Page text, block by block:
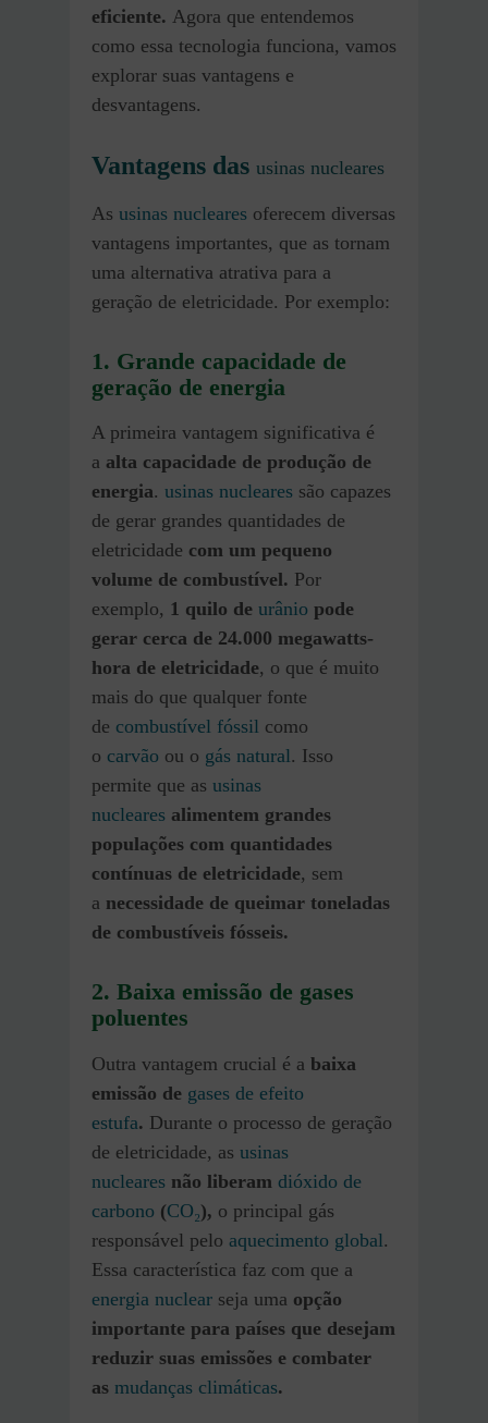
eficiente. Agora que entendemos
como essa tecnologia funciona, vamos
explorar suas vantagens e
desvantagens.
Vantagens das usinas nucleares
As usinas nucleares oferecem diversas
vantagens importantes, que as tornam
uma alternativa atrativa para a
geração de eletricidade. Por exemplo:
1. Grande capacidade de
geração de energia
A primeira vantagem significativa é
a alta capacidade de produção de
energia. usinas nucleares são capazes
de gerar grandes quantidades de
eletricidade com um pequeno
volume de combustível. Por
exemplo, 1 quilo de urânio pode
gerar cerca de 24.000 megawatts-
hora de eletricidade, o que é muito
mais do que qualquer fonte
de combustível fóssil como
o carvão ou o gás natural. Isso
permite que as usinas
nucleares alimentem grandes
populações com quantidades
contínuas de eletricidade, sem
a necessidade de queimar toneladas
de combustíveis fósseis.
2. Baixa emissão de gases
poluentes
Outra vantagem crucial é a baixa
emissão de gases de efeito
estufa. Durante o processo de geração
de eletricidade, as usinas
nucleares não liberam dióxido de
carbono (CO₂), o principal gás
responsável pelo aquecimento global.
Essa característica faz com que a
energia nuclear seja uma opção
importante para países que desejam
reduzir suas emissões e combater
as mudanças climáticas.